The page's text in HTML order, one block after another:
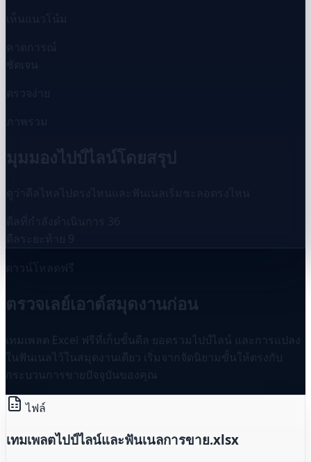
คาดการณ์
ชัดเจน
ดาวน์โหลดฟรี
ตรวจเลย์เอาต์สมุดงานก่อน
เทมเพลต Excel ฟรีที่เก็บขั้นดีล ยอดรวมไปป์ไลน์ และการแปลง
ในฟันเนลไว้ในสมุดงานเดียว เริ่มจากจัดนิยามขั้นให้ตรงกับ
กระบวนการขายปัจจุบันของคุณ
ไฟล์
เทมเพลตไปป์ไลน์และฟันเนลการขาย.xlsx